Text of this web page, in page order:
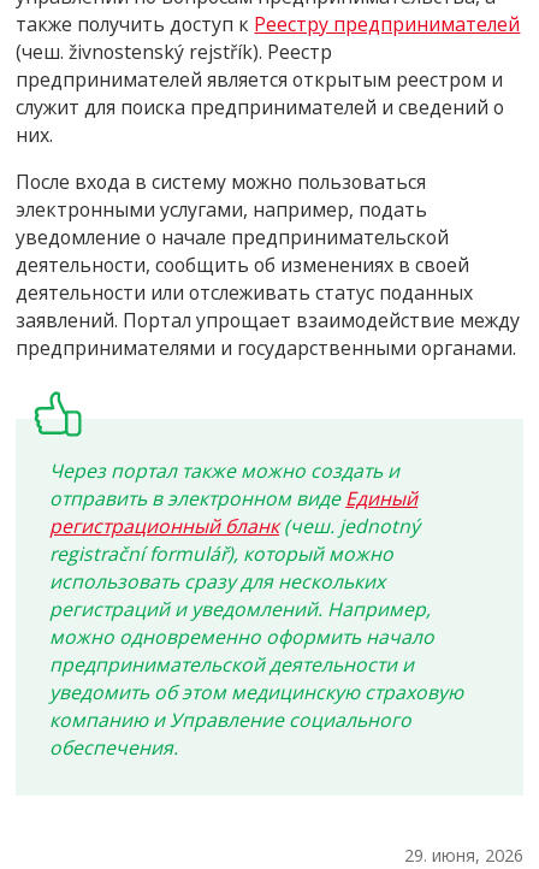
также получить доступ к Реестру предпринимателей
(чеш. živnostenský rejstřík). Реестр
предпринимателей является открытым реестром и
служит для поиска предпринимателей и сведений о
них.
После входа в систему можно пользоваться
электронными услугами, например, подать
уведомление о начале предпринимательской
деятельности, сообщить об изменениях в своей
деятельности или отслеживать статус поданных
заявлений. Портал упрощает взаимодействие между
предпринимателями и государственными органами.
Через портал также можно создать и
отправить в электронном видеЕдиный
регистрационный бланк(чеш. jednotný
registrační formulář), который можно
использовать сразу для нескольких
регистраций и уведомлений. Например,
можно одновременно оформить начало
предпринимательской деятельности и
уведомить об этом медицинскую страховую
компанию и Управление социального
обеспечения.
29. июня, 2026